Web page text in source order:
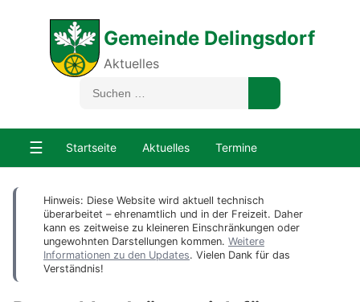
Gemeinde Delingsdorf
Aktuelles
☰ Startseite Aktuelles Termine
Hinweis: Diese Website wird aktuell technisch
überarbeitet – ehrenamtlich und in der Freizeit. Daher
kann es zeitweise zu kleineren Einschränkungen oder
ungewohnten Darstellungen kommen. Weitere
Informationen zu den Updates. Vielen Dank für das
Verständnis!